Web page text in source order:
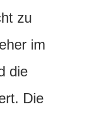
zu
im
die
Die